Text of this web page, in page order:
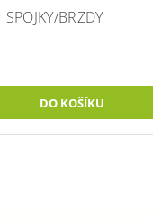
BRZDY